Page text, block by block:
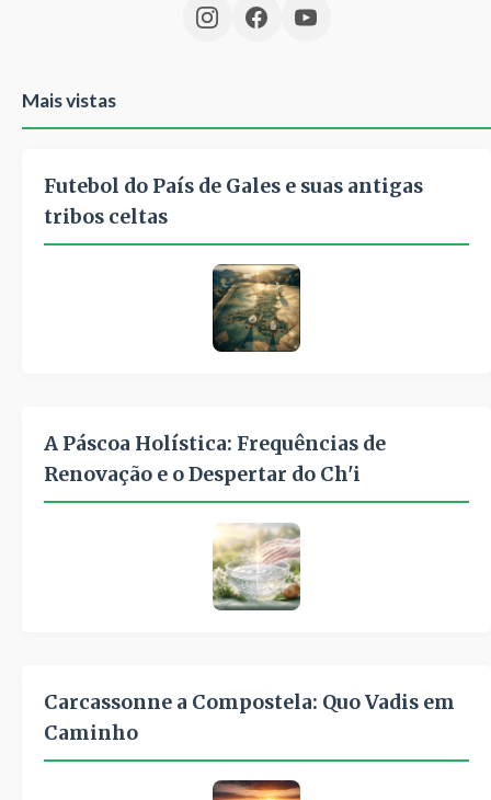
Mais vistas
Futebol do País de Gales e suas antigas
tribos celtas
A Páscoa Holística: Frequências de
Renovação e o Despertar do Ch'i
Carcassonne a Compostela: Quo Vadis em
Caminho